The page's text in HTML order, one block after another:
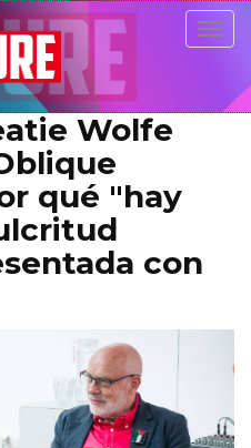
Wolfe
qué "hay
con